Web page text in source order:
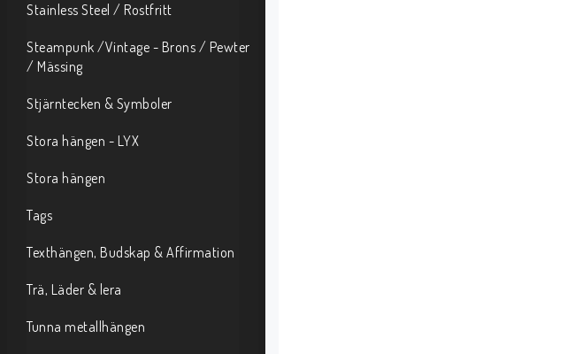
Stainless Steel / Rostfritt
Steampunk /Vintage - Brons / Pewter
/ Mässing
Stjärntecken & Symboler
Stora hängen - LYX
Stora hängen
Tags
Texthängen, Budskap & Affirmation
Trä, Läder & lera
Tunna metallhängen